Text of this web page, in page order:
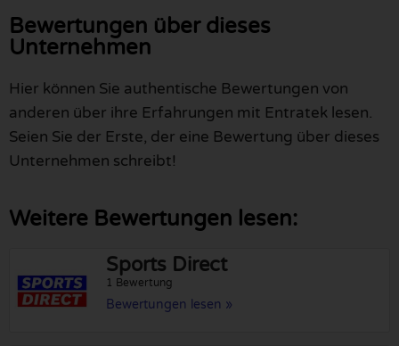
Bewertungen über dieses
Unternehmen
Hier können Sie authentische Bewertungen von
anderen über ihre Erfahrungen mit Entratek lesen.
Seien Sie der Erste, der eine Bewertung über dieses
Unternehmen schreibt!
Weitere Bewertungen lesen:
Sports Direct
1 Bewertung
Bewertungen lesen »